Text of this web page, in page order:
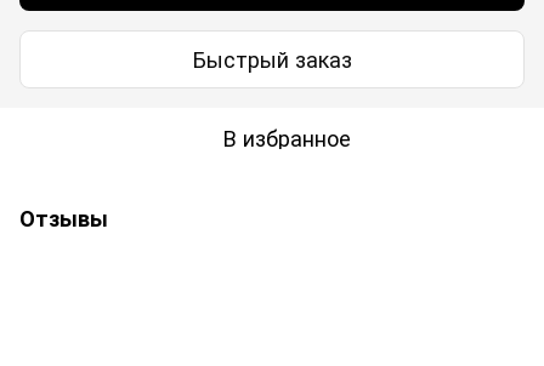
Быстрый заказ
В избранное
Отзывы